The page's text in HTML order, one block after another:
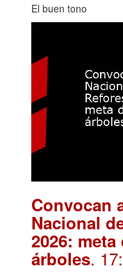
El buen tono
Convocan
Nacional
2026:
árboles.